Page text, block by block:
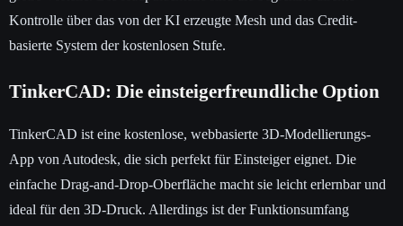
Kontrolle über das von der KI erzeugte Mesh und das Credit-
basierte System der kostenlosen Stufe.
TinkerCAD: Die einsteigerfreundliche Option
TinkerCAD ist eine kostenlose, webbasierte 3D-Modellierungs-
App von Autodesk, die sich perfekt für Einsteiger eignet. Die
einfache Drag-and-Drop-Oberfläche macht sie leicht erlernbar und
ideal für den 3D-Druck. Allerdings ist der Funktionsumfang